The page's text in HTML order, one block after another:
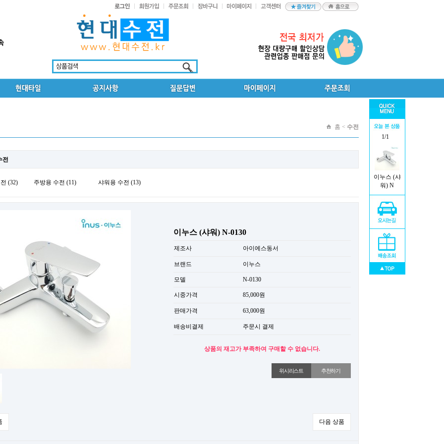
1/1
이누스 (샤
워) N
홈 < 수전
전
(32) 주방용 수전 (11) 샤워용 수전 (13)
이누스 (샤워) N-0130
제조사 아이에스동서
브랜드 이누스
모델 N-0130
시중가격 85,000원
판매가격 63,000원
배송비결제 주문시 결제
상품의 재고가 부족하여 구매할 수 없습니다.
위시리스트 추천하기
다음 상품